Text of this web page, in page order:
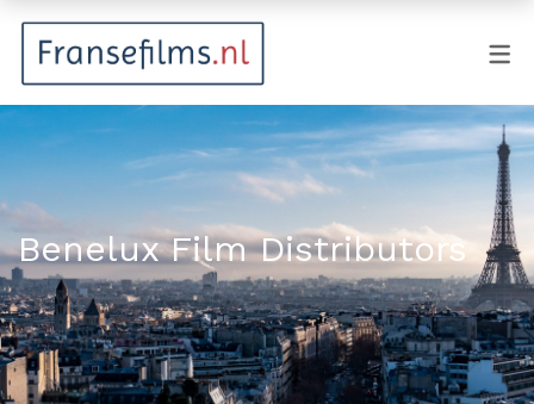
Animatie
Documentaire
Drama
Fantasy
Horror
Benelux Film Distributors